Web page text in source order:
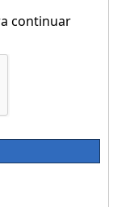
continuar